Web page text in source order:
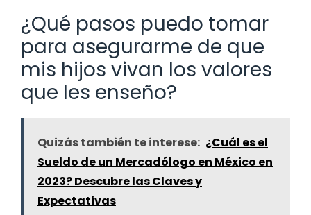
¿Qué pasos puedo tomar
para asegurarme de que
mis hijos vivan los valores
que les enseño?
Quizás también te interese: ¿Cuál es el
Sueldo de un Mercadólogo en México en
2023? Descubre las Claves y
Expectativas